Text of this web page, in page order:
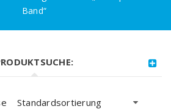
Band“
Standardsortierung